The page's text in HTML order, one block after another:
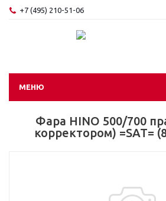
+7 (495) 210-51-06
МЕНЮ
Фара HINO 500/700
корректором) =SAT=